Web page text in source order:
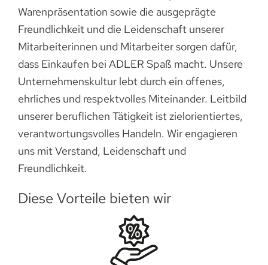
Warenpräsentation sowie die ausgeprägte
Freundlichkeit und die Leidenschaft unserer
Mitarbeiterinnen und Mitarbeiter sorgen dafür,
dass Einkaufen bei ADLER Spaß macht. Unsere
Unternehmenskultur lebt durch ein offenes,
ehrliches und respektvolles Miteinander. Leitbild
unserer beruflichen Tätigkeit ist zielorientiertes,
verantwortungsvolles Handeln. Wir engagieren
uns mit Verstand, Leidenschaft und
Freundlichkeit.
Diese Vorteile bieten wir